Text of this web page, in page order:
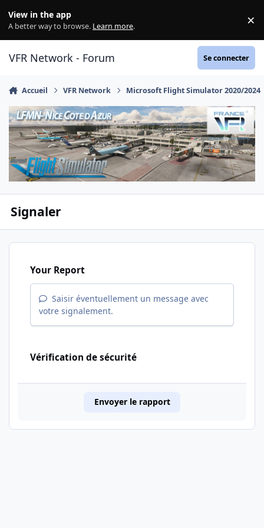
View in the app
A better way to browse. Learn more. ×
VFR Network - Forum Se connecter
Accueil VFR Network Microsoft Flight Simulator 2020/2024
Signaler
Your Report
Saisir éventuellement un message avec
votre signalement.
Vérification de sécurité
Envoyer le rapport